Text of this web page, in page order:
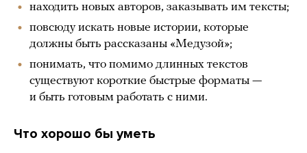
находить новых авторов, заказывать им тексты;
повсюду искать новые истории, которые
должны быть рассказаны «Медузой»;
понимать, что помимо длинных текстов
существуют короткие быстрые форматы —
и быть готовым работать с ними.
Что хорошо бы уметь